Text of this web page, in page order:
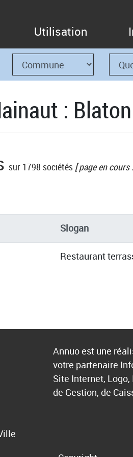
Utilisation
: Blaton
sur 1798 sociétés [ page en cours
Slogan
Restaurant
Annuo est une
votre partenaire
Site Internet,
de Gestion, de